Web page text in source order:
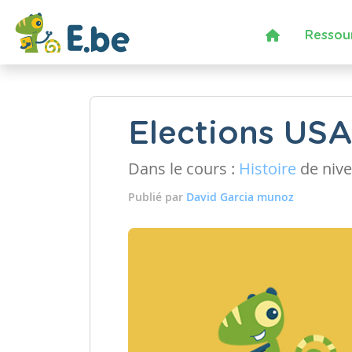
Elections
Dans le cours : Histoire de
Publié par David Garcia munoz